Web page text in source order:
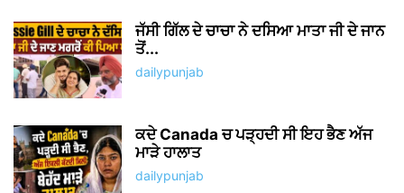
ਜੱਸੀ ਗਿੱਲ ਦੇ ਚਾਚਾ ਨੇ ਦਸਿਆ ਮਾਤਾ ਜੀ ਦੇ ਜਾਨ
ਤੋਂ...
dailypunjab
ਕਦੇ Canada ਚ ਪੜ੍ਹਦੀ ਸੀ ਇਹ ਭੈਣ ਅੱਜ
ਮਾੜੇ ਹਾਲਾਤ
dailypunjab